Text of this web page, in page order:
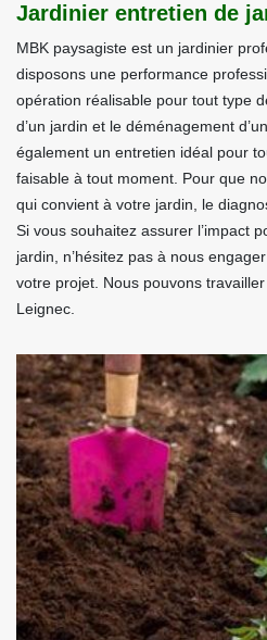
Jardinier entretien de
MBK paysagiste est un jardinier
disposons une performance
opération réalisable pour tout type
d’un jardin et le déménagement
également un entretien idéal pour
faisable à tout moment. Pour que
qui convient à votre jardin, le
Si vous souhaitez assurer l’impact
jardin, n’hésitez pas à nous
votre projet. Nous pouvons
Leignec.